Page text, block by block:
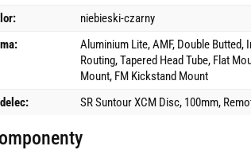
niebieski-czarny
Aluminium Lite, AMF, Double Butted,
Routing, Tapered Head Tube, Flat
Mount, FM Kickstand Mount
SR Suntour XCM Disc, 100mm,